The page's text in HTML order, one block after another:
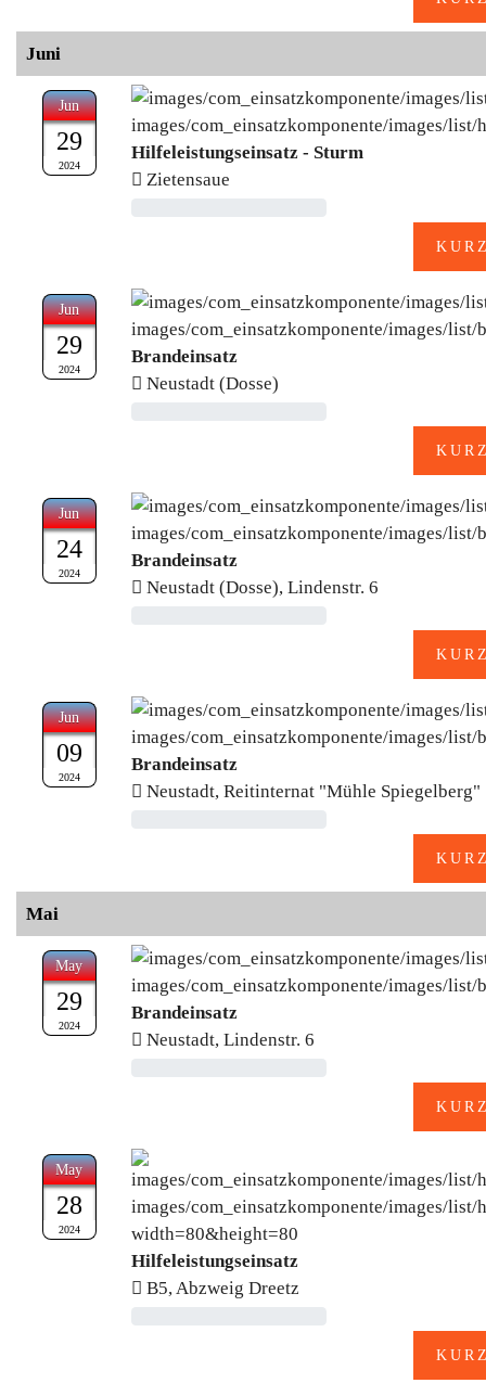
Juni
Jun
29
2024
Hilfeleistungseinsatz - Sturm
Zietensaue
Jun
29
2024
Brandeinsatz
Neustadt (Dosse)
Jun
24
2024
Brandeinsatz
Neustadt (Dosse), Lindenstr. 6
Jun
09
2024
Brandeinsatz
Neustadt, Reitinternat "Mühle Spiegelberg"
Mai
May
29
2024
Brandeinsatz
Neustadt, Lindenstr. 6
May
28
2024
Hilfeleistungseinsatz
B5, Abzweig Dreetz